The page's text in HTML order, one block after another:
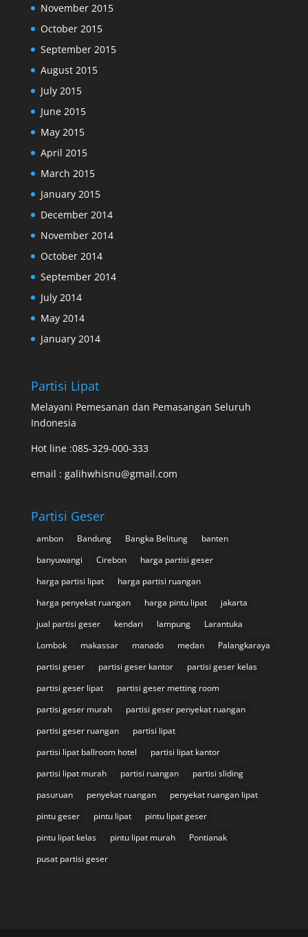
November 2015
October 2015
September 2015
August 2015
July 2015
June 2015
May 2015
April 2015
March 2015
January 2015
December 2014
November 2014
October 2014
September 2014
July 2014
May 2014
January 2014
Partisi Lipat
Melayani Pemesanan dan Pemasangan Seluruh
Indonesia
Hot line :085-329-000-333
email : galihwhisnu@gmail.com
Partisi Geser
ambon Bandung Bangka Belitung
banten
banyuwangi
Cirebon
harga partisi geser
harga partisi lipat
harga partisi ruangan
harga penyekat ruangan
harga pintu lipat
jakarta
jual partisi geser
kendari lampung
Larantuka
Lombok
makassar manado medan
Palangkaraya
partisi geser
partisi geser kantor
partisi geser kelas
partisi geser lipat
partisi geser metting room
partisi geser murah
partisi geser penyekat ruangan
partisi geser ruangan
partisi lipat
partisi lipat ballroom hotel
partisi lipat kantor
partisi lipat murah
partisi ruangan
partisi sliding
pasuruan
penyekat ruangan
penyekat ruangan lipat
pintu geser
pintu lipat
pintu lipat geser
pintu lipat kelas
pintu lipat murah
Pontianak
pusat partisi geser